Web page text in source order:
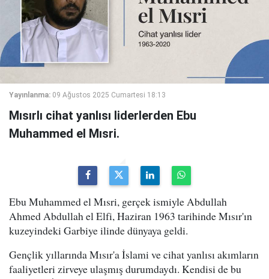
Yayınlanma: 09 Ağustos 2025 Cumartesi 18:13
Mısırlı cihat yanlısı liderlerden Ebu
Muhammed el Mısri.
Ebu Muhammed el Mısri, gerçek ismiyle Abdullah
Ahmed Abdullah el Elfi, Haziran 1963 tarihinde Mısır'ın
kuzeyindeki Garbiye ilinde dünyaya geldi.
Gençlik yıllarında Mısır'a İslami ve cihat yanlısı akımların
faaliyetleri zirveye ulaşmış durumdaydı. Kendisi de bu